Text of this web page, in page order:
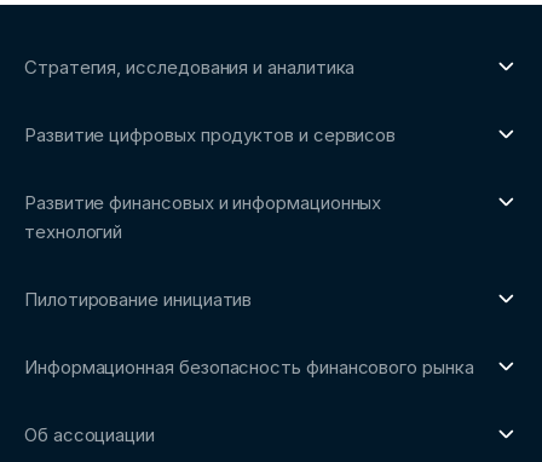
Стратегия, исследования и аналитика
Обзоры рынка и аналитические исследования
Бенчмаркинг-исследования
Трендвотчинг и информационный сервис
Развитие цифровых продуктов и сервисов
Развитие финансовых и информационных
технологий
Репозиторий Ассоциации
Сообщество FinDevSecOps
Рабочие группы
Пилотирование инициатив
Площадка пилотного тестирования
Ключевые пилоты
Информационная безопасность финансового рынка
Направления работы
Об ассоциации